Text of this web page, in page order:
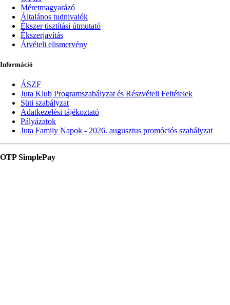
Méretmagyarázó
Általános tudnivalók
Ékszer tisztítási útmutató
Ékszerjavítás
Átvételi elismervény
Információ
ÁSZF
Juta Klub Programszabályzat és Részvételi Feltételek
Süti szabályzat
Adatkezelési tájékoztató
Pályázatok
Juta Family Napok - 2026. augusztus promóciós szabályzat
OTP SimplePay